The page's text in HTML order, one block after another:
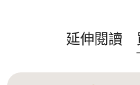
延伸閱讀